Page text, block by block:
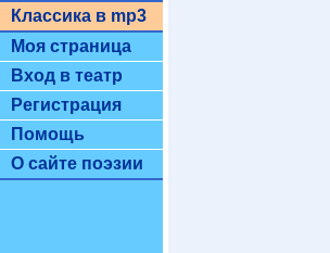
Классика в mp3
Моя страница
Вход в театр
Регистрация
Помощь
О сайте поэзии